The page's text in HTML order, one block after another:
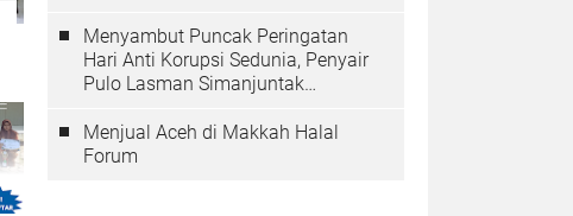
Menyambut Puncak Peringatan
Hari Anti Korupsi Sedunia, Penyair
Pulo Lasman Simanjuntak
Korupsi di Indonesia
Menjual Aceh di Makkah Halal
Forum